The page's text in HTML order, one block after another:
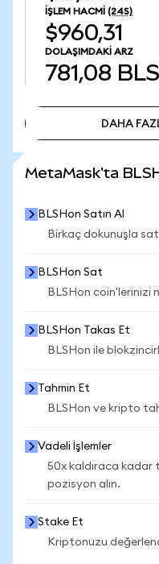
İŞLEM HACMI (24S)
$960,31
DOLAŞIMDAKI ARZ
781,08
DAHA
MetaMask'ta
BLSHon Satın Al
Birkaç dokunuşla
BLSHon Sat
BLSHon coin'lerinizi
BLSHon Takas Et
BLSHon ile
Tahmin Et
BLSHon ve kripto
Vadeli İşlemler
50x kaldıraca kadar
pozisyon alın.
Stake Et
Kriptonuzu